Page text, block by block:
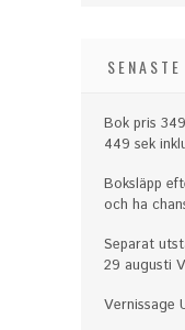
Bok pris
449 sek
Boksläpp
och ha
Separat
29 augusti
Vernissage